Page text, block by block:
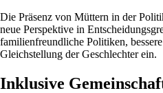
Die Präsenz von Müttern in der
neue Perspektive in
familienfreundliche Politiken,
Gleichstellung der Geschlechter ein.
Inklusive